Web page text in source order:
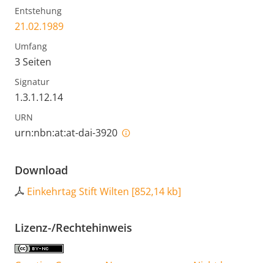
Entstehung
21.02.1989
Umfang
3 Seiten
Signatur
1.3.1.12.14
URN
urn:nbn:at:at-dai-3920
Download
Einkehrtag Stift Wilten [852,14 kb]
Lizenz-/Rechtehinweis